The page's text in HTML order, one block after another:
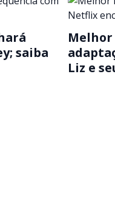
saiba
Melhor
Liz e